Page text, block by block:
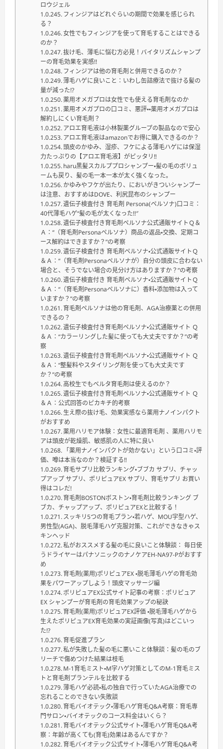
ロウジェル
フィンジアはどれぐらいの期間で効果を感じられ
る？
女性でもフィンジアを使って育毛することはできる
のか？
抜け毛、薄毛に悩む方必見！バイタリズムシャンプ
ーの育毛効果を実感!!
フィンジアは他の育毛剤と併用できるのか？
薄毛ハゲに良いこと：いわし缶詰療法で抜ける髪の
量が減った!?
薬用オメガプロは女性でも使える育毛剤なのか
薬用オメガプロの口コミ、悪評・・薬用オメガプロは
解約しにくい育毛剤？
アロエ育毛液は小林製薬グループの製品なので安心
アロエ育毛液はamazonでお得に購入できるのか？
頭皮のかゆみ、湿疹、フケによる薄毛ハゲには保湿
力たっぷりの【アロエ育毛液】がピッタリ‼
haru黒髪スカルププロシャンプー・髪の毛のボリュ
ームも戻り、髪の毛一本一本が太く強くなった。
かゆみやフケが出たり、においがきついシャンプー
は注意、おすすめはDOVE、利尻昆布のシャンプー
遺伝子検査付き 育毛剤 Persona(ペルソナ)口コミ：
40代薄毛ハゲ“髪の毛が太くなった!!″
遺伝子検査付き育毛剤ペルソナ公式通販サイトＱ＆
Ａ：“（育毛剤Personaペルソナ）商品の返品・交換、定期コ
ース解約はできますか？”の考察
遺伝子検査付き 育毛剤ペルソナ・公式通販サイトＱ
＆Ａ：“（育毛剤Personaペルソナが）自分の頭皮に合わない
場合と、そうでない場合の見分け方はありますか？”の考察
遺伝子検査付き 育毛剤ペルソナ・公式通販サイトＱ
＆Ａ：“（育毛剤Personaペルソナに）香料・添加物は入って
いますか？”の考察
育毛剤ペルソナは他の育毛剤、AGA治療薬との併用
できるの？
遺伝子検査付き育毛剤ペルソナ・公式通販サイト Ｑ
＆Ａ：“カラーリングした髪に使っても大丈夫ですか？”の考
察
遺伝子検査付き育毛剤ペルソナ・公式通販サイト Ｑ
＆Ａ：“整髪料やスタイリング剤を使っても大丈夫です
か？”の考察
高校生でもベルタ育毛剤は使えるのか？
遺伝子検査付き育毛剤ペルソナ・公式通販サイト Ｑ
＆Ａ：公式回答のピカキチ的考察
生え際の抜け毛、効果実感なら薬用ナノインパクト
がおすすめ
薬用ハリモア体験：女性に最適育毛剤 、薬用ハリモ
アは頭皮が乾燥肌、敏感肌の人に特に良い
「薬用ナノインパクトが効かない」という口コミ・評
価、噂は本当なのか？検証する‼
育毛サプリ比較ランキング・ブブカ サプリ、チャッ
プアップ サプリ、ポリピュアEX サプリ、育毛サプリ お買い
得はコレだ!
育毛剤BOSTONボストン・育毛剤比較ランキング ブ
ブカ、チャップアップ、ポリピュアEXと比較する！
スッキリ5つの育毛プラン・若ハゲ、MOU字型ハゲ、
男性型(AGA)、脱毛薄毛ハゲ克服対策、これができなきゃス
キンヘッド
私がおススメする髪の毛に良いこと体験談： 毎日使
うドライヤーはパナソニックのナノケアEH-NA97-Pがおすす
め
育毛剤(薬用)ポリピュアEX ・脱毛薄毛ハゲの育毛効
果をパワーアップしよう！頭皮マッサージ編
ポリピュアEX公式サイト記事の考察：ポリピュア
EX シャンプーが育毛剤の育毛効果アップの秘訣
育毛剤(薬用)ポリピュアEX評価 ・脱毛薄毛ハゲから
生えたポリピュアEX育毛効果の実証画像(写真)はどこいっ
た⁉
育毛促進プラン
私が失敗した髪の毛に悪いこと体験談：髪の毛のブ
リーチで傷めつけた結果は枝毛
M-1育毛ミスト・M字ハゲ対策としてのM-1育毛ミス
トと育毛剤プランテルを比較する
薄毛ハゲ必読・私の独自で行っていたAGA治療での
忘れることのできない失敗談
育毛バイオテック・薄毛ハゲ育毛Q&A考察：育毛専
門サロン・バイオテックのコース料金はいくら？
育毛バイオテック公式サイト・薄毛ハゲ育毛Q&A考
察：年齢が高くても(育毛)効果はあるんですか？
育毛バイオテック公式サイト・薄毛ハゲ育毛Q&A考